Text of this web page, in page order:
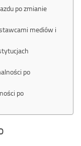
po zmianie
mediów i
po
po